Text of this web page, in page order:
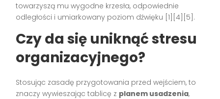
towarzyszą mu wygodne krzesła, odpowiednie
odległości i umiarkowany poziom dźwięku [1][4][5].
Czy da się uniknąć stresu
organizacyjnego?
Stosując zasadę przygotowania przed wejściem, to
znaczy wywieszając tablicę z planem usadzenia,